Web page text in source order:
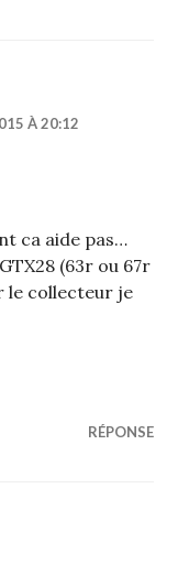
À 20:12
ca aide pas…
(63r ou 67r
le collecteur je
RÉPONSE